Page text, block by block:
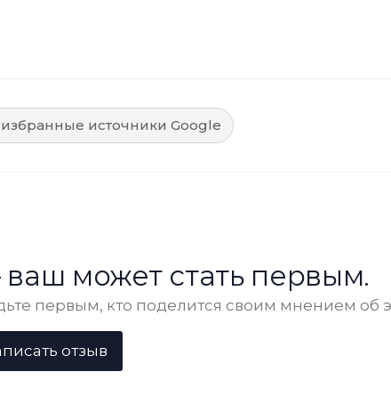
источники Google
может стать первым.
первым, кто поделится своим мнением об